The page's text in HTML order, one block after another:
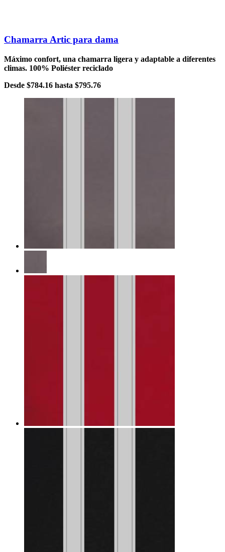
Chamarra Artic para dama
Máximo confort, una chamarra ligera y adaptable a diferentes
climas. 100% Poliéster reciclado
Desde $784.16 hasta $795.76